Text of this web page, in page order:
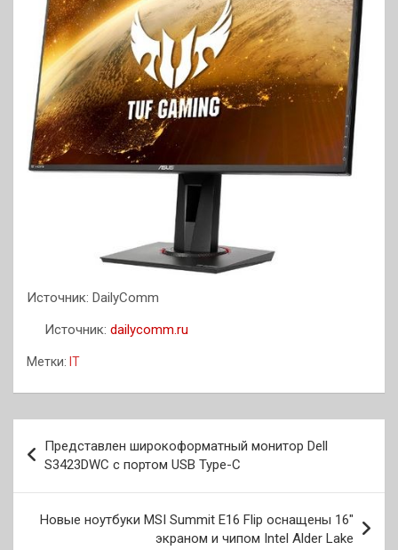
Источник: DailyComm
Источник: dailycomm.ru
Метки: IT
по
записям
Представлен широкоформатный монитор Dell
S3423DWC с портом USB Type-C
Новые ноутбуки MSI Summit E16 Flip оснащены 16″
экраном и чипом Intel Alder Lake